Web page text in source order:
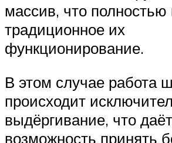
массив, что полностью
традиционное их
функционирование.
В этом случае работа
происходит
выдёргивание, что
возможность принять